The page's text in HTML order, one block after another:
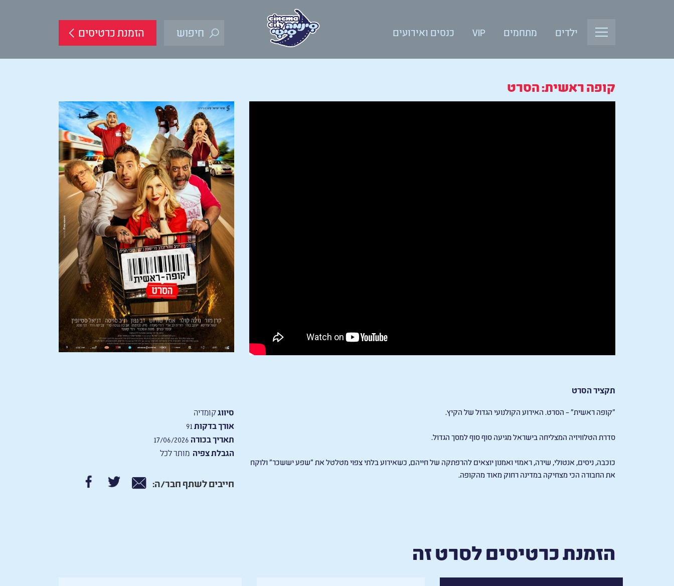
ילדים מתחמים VIP כנסים ואירועים הזמנת כרטיסים
קופה ראשית: הסרט
תקציר הסרט
״קופה ראשית״ – הסרט. האירוע הקולנועי הגדול של הקיץ.
סדרת הטלוויזיה המצליחה בישראל מגיעה סוף סוף למסך הגדול.
כוכבה, ניסים, אנטולי, שירה, ראמזי ואמנון יוצאים להרפתקה של חייהם, כשאירוע בלתי צפוי מטלטל את ״שפע יששכר״ ולוקח
את החבורה הכי מצחיקה במדינה רחוק מאוד מהקופה.
סיווגקומדיה
אורך בדקות
תאריך בכורה
הגבלת צפיה מותר לכל
חייבים לשתף חבר/ה:
הזמנת כרטיסים לסרט זה